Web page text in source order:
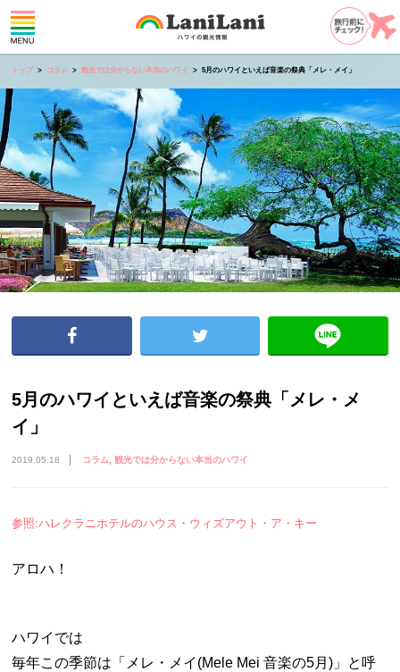
トップ コラム 観光では分からない本当のハワイ 5月のハワイといえば音楽の祭典「メレ・メイ」
5月のハワイといえば音楽の祭典「メレ・メ
イ」
2019.05.18 コラム 観光では分からない本当のハワイ
参照:ハレクラニホテルのハウス・ウィズアウト・ア・キー
アロハ！
ハワイでは
毎年この季節は「メレ・メイ(Mele Mei 音楽の5月)」と呼